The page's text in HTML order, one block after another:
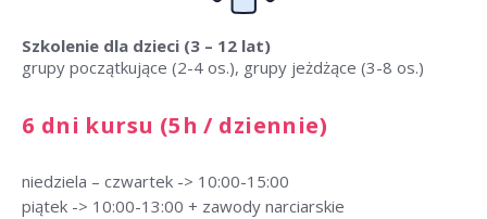
Szkolenie dla dzieci (3 – 12 lat)
grupy początkujące (2-4 os.), grupy jeżdżące (3-8 os.)
6 dni kursu (5h / dziennie)
niedziela – czwartek -> 10:00-15:00
piątek -> 10:00-13:00 + zawody narciarskie